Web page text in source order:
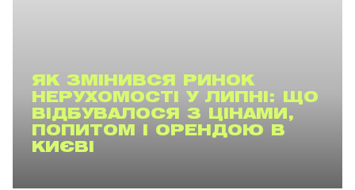
ЯК ЗМІНИВСЯ РИНОК
НЕРУХОМОСТІ У ЛИПНІ: ЩО
ВІДБУВАЛОСЯ З ЦІНАМИ,
ПОПИТОМ І ОРЕНДОЮ В
КИЄВІ